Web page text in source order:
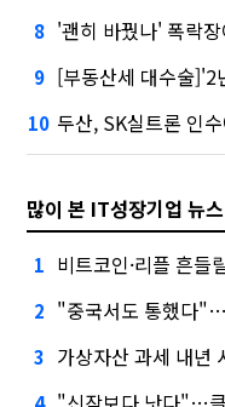
8 '괜히 바꿨나' 폭락장
9 [부동산세 대수술
10 두산, SK실트론 인
많이 본 IT성장기업 뉴스
1 비트코인·리플 흔들
2 "중국서도 통했다
3 가상자산 과세 내년